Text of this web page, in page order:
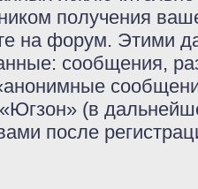
получения
на форум. Этими
сообщения,
(в
после